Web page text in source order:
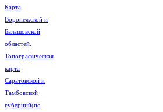
Карта
Воронежской и
Балашовской
областей.
Топографическая
карта
Саратовской и
Тамбовской
губерний(по